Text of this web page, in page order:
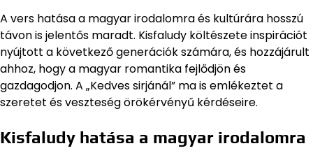
A vers hatása a magyar irodalomra és kultúrára hosszú
távon is jelentős maradt. Kisfaludy költészete inspirációt
nyújtott a következő generációk számára, és hozzájárult
ahhoz, hogy a magyar romantika fejlődjön és
gazdagodjon. A „Kedves sirjánál” ma is emlékeztet a
szeretet és veszteség örökérvényű kérdéseire.
Kisfaludy hatása a magyar irodalomra